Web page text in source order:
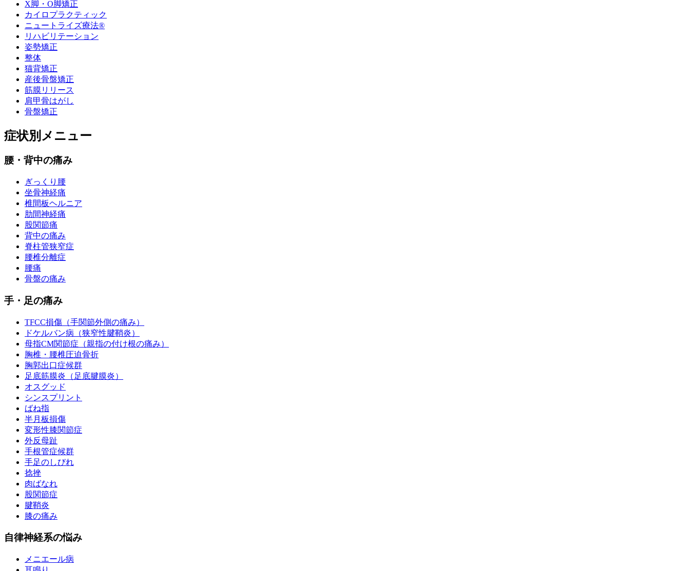
X脚・O脚矯正
カイロプラクティック
ニュートライズ療法®
リハビリテーション
姿勢矯正
整体
猫背矯正
産後骨盤矯正
筋膜リリース
肩甲骨はがし
骨盤矯正
症状別メニュー
腰・背中の痛み
ぎっくり腰
坐骨神経痛
椎間板ヘルニア
肋間神経痛
股関節痛
背中の痛み
脊柱管狭窄症
腰椎分離症
腰痛
骨盤の痛み
手・足の痛み
TFCC損傷（手関節外側の痛み）
ドケルバン病（狭窄性腱鞘炎）
母指CM関節症（親指の付け根の痛み）
胸椎・腰椎圧迫骨折
胸郭出口症候群
足底筋膜炎（足底腱膜炎）
オスグッド
シンスプリント
ばね指
半月板損傷
変形性膝関節症
外反母趾
手根管症候群
手足のしびれ
捻挫
肉ばなれ
股関節症
腱鞘炎
膝の痛み
自律神経系の悩み
メニエール病